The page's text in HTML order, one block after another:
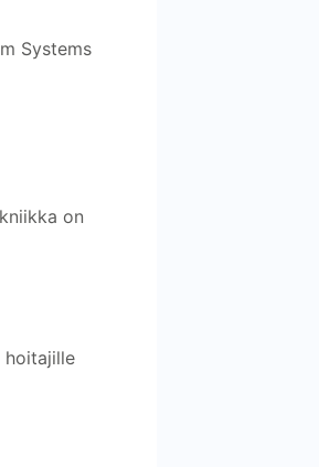
Systems
on
hoitajille